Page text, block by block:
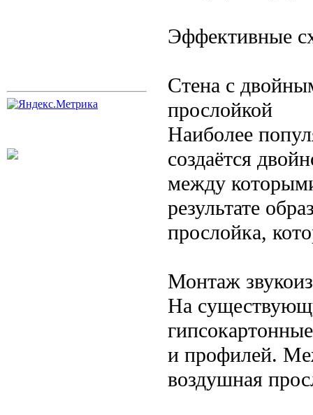
Эффективные
Стена с
прослойкой
Наиболее
создаётся
между
результате
прослойка,
Монтаж
На
и профилей.
воздушная